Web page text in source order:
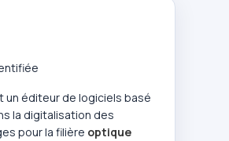
un éditeur de logiciels basé
la digitalisation des
pour la filière optique